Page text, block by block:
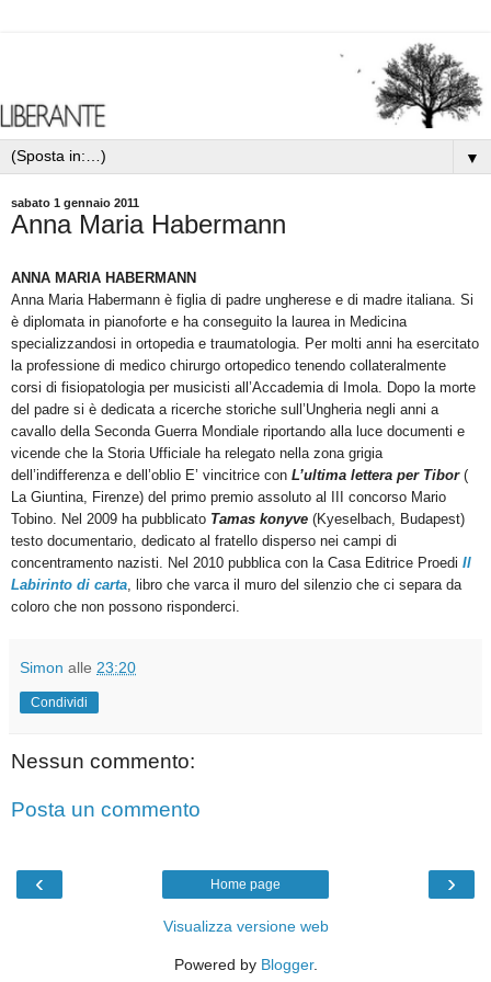
▼
sabato 1 gennaio 2011
Anna Maria Habermann
ANNA MARIA HABERMANN
Anna Maria Habermann è figlia di padre ungherese e di madre italiana. Si
è diplomata in pianoforte e ha conseguito la laurea in Medicina
specializzandosi in ortopedia e traumatologia. Per molti anni ha esercitato
la professione di medico chirurgo ortopedico tenendo collateralmente
corsi di fisiopatologia per musicisti all’Accademia di Imola. Dopo la morte
del padre si è dedicata a ricerche storiche sull’Ungheria negli anni a
cavallo della Seconda Guerra Mondiale riportando alla luce documenti e
vicende che la Storia Ufficiale ha relegato nella zona grigia
dell’indifferenza e dell’oblio E’ vincitrice con L’ultima lettera per Tibor(
La Giuntina, Firenze) del primo premio assoluto al III concorso Mario
Tobino. Nel 2009 ha pubblicato Tamas konyve (Kyeselbach, Budapest)
testo documentario, dedicato al fratello disperso nei campi di
concentramento nazisti. Nel 2010 pubblica con la Casa Editrice Proedi Il
Labirinto di carta, libro che varca il muro del silenzio che ci separa da
coloro che non possono risponderci.
Simon alle 23:20
Condividi
Nessun commento:
Posta un commento
‹ ›
Home page
Visualizza versione web
Powered by Blogger.